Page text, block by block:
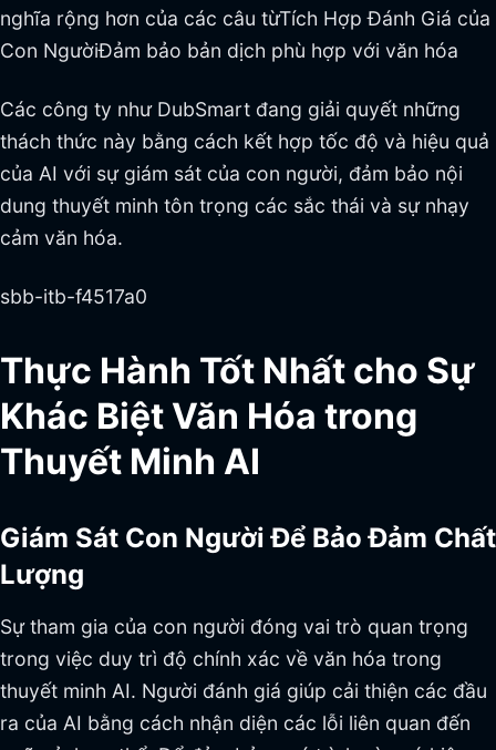
nghĩa rộng hơn của các câu từTích Hợp Đánh Giá của
Con NgườiĐảm bảo bản dịch phù hợp với văn hóa
Các công ty như DubSmart đang giải quyết những
thách thức này bằng cách kết hợp tốc độ và hiệu quả
của AI với sự giám sát của con người, đảm bảo nội
dung thuyết minh tôn trọng các sắc thái và sự nhạy
cảm văn hóa.
sbb-itb-f4517a0
Thực Hành Tốt Nhất cho Sự
Khác Biệt Văn Hóa trong
Thuyết Minh AI
Giám Sát Con Người Để Bảo Đảm Chất
Lượng
Sự tham gia của con người đóng vai trò quan trọng
trong việc duy trì độ chính xác về văn hóa trong
thuyết minh AI. Người đánh giá giúp cải thiện các đầu
ra của AI bằng cách nhận diện các lỗi liên quan đến